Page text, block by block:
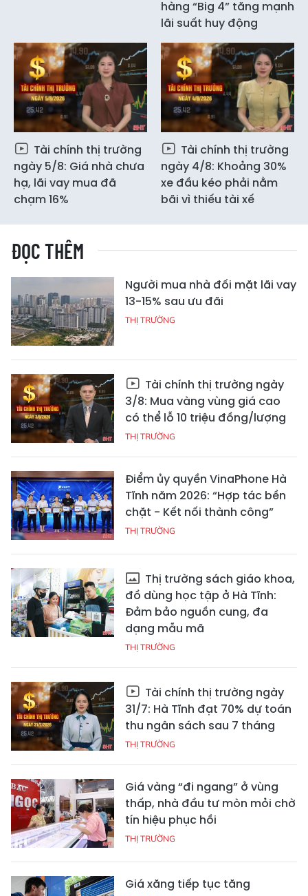
hàng “Big 4” tăng mạnh
lãi suất huy động
Tài chính thị trường
ngày 5/8: Giá nhà chưa
hạ, lãi vay mua đã
chạm 16%
Tài chính thị trường
ngày 4/8: Khoảng 30%
xe đầu kéo phải nằm
bãi vì thiếu tài xế
ĐỌC THÊM
Người mua nhà đối mặt lãi vay
13-15% sau ưu đãi
THỊ TRƯỜNG
Tài chính thị trường ngày
3/8: Mua vàng vùng giá cao
có thể lỗ 10 triệu đồng/lượng
THỊ TRƯỜNG
Điểm ủy quyền VinaPhone Hà
Tĩnh năm 2026: “Hợp tác bền
chặt - Kết nối thành công”
THỊ TRƯỜNG
Thị trường sách giáo khoa,
đồ dùng học tập ở Hà Tĩnh:
Đảm bảo nguồn cung, đa
dạng mẫu mã
THỊ TRƯỜNG
Tài chính thị trường ngày
31/7: Hà Tĩnh đạt 70% dự toán
thu ngân sách sau 7 tháng
THỊ TRƯỜNG
Giá vàng “đi ngang” ở vùng
thấp, nhà đầu tư mòn mỏi chờ
tín hiệu phục hồi
THỊ TRƯỜNG
Giá xăng tiếp tục tăng